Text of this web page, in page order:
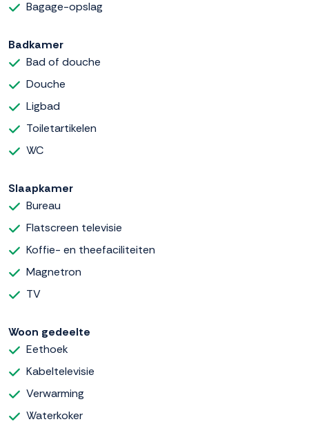
Bagage-opslag
Badkamer
Bad of douche
Douche
Ligbad
Toiletartikelen
WC
Slaapkamer
Bureau
Flatscreen televisie
Koffie- en theefaciliteiten
Magnetron
TV
Woon gedeelte
Eethoek
Kabeltelevisie
Verwarming
Waterkoker